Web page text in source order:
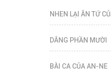
NHEN LẠI ÂN TỨ
DÂNG PHẦN MƯỜI
BÀI CA CỦA AN-NE